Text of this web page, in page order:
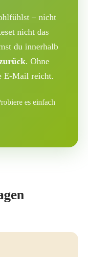
– nicht
nicht das
du innerhalb
. Ohne
E-Mail reicht.
es einfach